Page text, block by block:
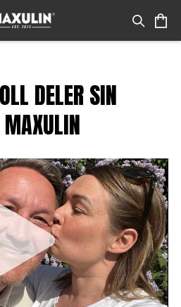
DELER SIN